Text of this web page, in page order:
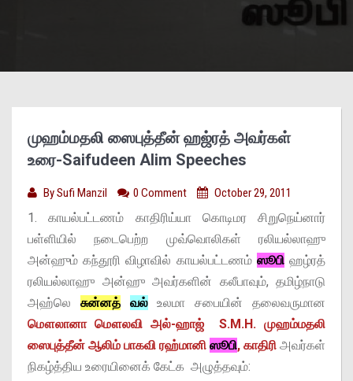
முஹம்மதலி ஸைபுத்தீன் ஹஜ்ரத் அவர்கள்
உரை-Saifudeen Alim Speeches
BySufi Manzil 0 Comment October 29, 2011
1. காயல்பட்டணம் காதிரிய்யா கொடிமர சிறுநெய்னார்
பள்ளியில் நடைபெற்ற முவ்வொலிகள் ரலியல்லாஹு
அன்ஹும் கந்தூரி விழாவில் காயல்பட்டணம் ஸூபிஹழ்ரத்
ரலியல்லாஹு அன்ஹு அவர்களின் கலீபாவும், தமிழ்நாடு
அஹ்லெ சுன்னத் வல்உலமா சபையின் தலைவருமான
மௌலானா மௌலவி அல்-ஹாஜ் S.M.H. முஹம்மதலி
ஸைபுத்தீன் ஆலிம் பாகவி ரஹ்மானி ஸூபி, காதிரி அவர்கள்
நிகழ்த்திய உரையினைக் கேட்க அழுத்தவும்: